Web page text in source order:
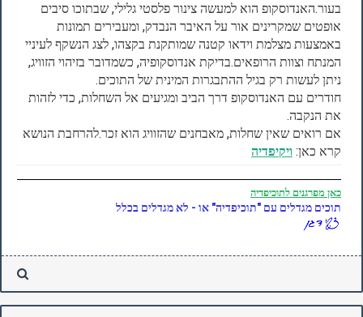
בעור.האנדוסקופ הוא למעשה צינור פלסטי גלילי, שבתוכו סיבים
אופטים שמקרינים אור על האיבר הנבדק, ומעבירים תמונות
באמצעות מצלמת וידאו קטנה שמותקנת בקצהו, לצג הנשקף לעיניי
המנתח וצוות הרופאים.בדיקת אנדוסקופיה, כשמדובר בזיהוי הזוויג,
ניתן לעשות רק בגיל ההתבגרות המינית של התוכים.
חודרים עם האנדוסקופ דרך הביב ומגיעים אל השחלות, כדי לזהות
את הנקבה.
אם רואים שאין שחלות, מאבחנים שהזוויג הוא זכר.להרחבת הנושא
קרא כאן: ויקיפדיה
כאן מפרגנים לתוכיפדיה
תוכים מגדלים עם "תוכיפדיה" או - לא מגדלים בכלל